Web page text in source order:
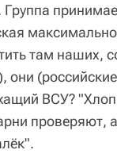
Группа
там наших,
они
ВСУ?
проверяют,